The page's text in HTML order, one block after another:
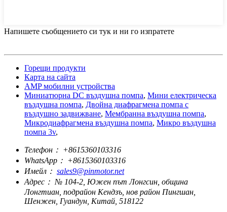
Напишете съобщението си тук и ни го изпратете
Горещи продукти
Карта на сайта
AMP мобилни устройства
Миниатюрна DC въздушна помпа, Мини електрическа
въздушна помпа, Двойна диафрагмена помпа с
въздушно задвижване, Мембранна въздушна помпа,
Микродиафрагмена въздушна помпа, Микро въздушна
помпа 3v,
Телефон： +8615360103316
WhatsApp： +8615360103316
Имейл： sales9@pinmotor.net
Адрес： № 104-2, Южен път Лонгсин, община
Лонгтиан, подрайон Кендзъ, нов район Пингшан,
Шенжен, Гуандун, Китай, 518122